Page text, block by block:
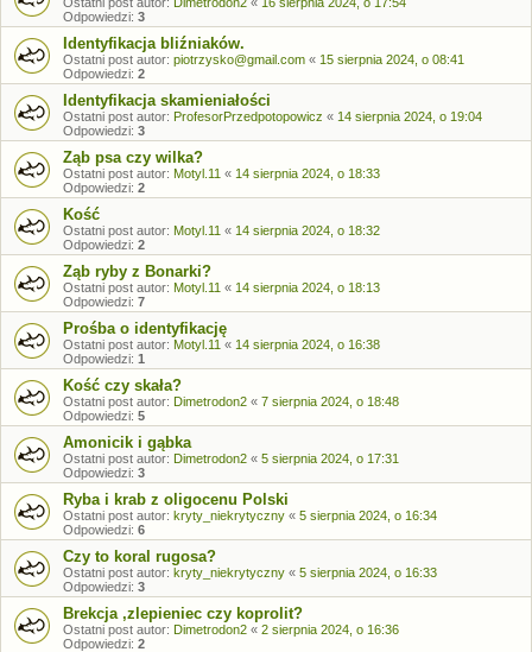
Odpowiedzi: 3
Identyfikacja bliźniaków.
Ostatni post autor: piotrzysko@gmail.com « 15 sierpnia 2024, o 08:41
Odpowiedzi: 2
Identyfikacja skamieniałości
Ostatni post autor: ProfesorPrzedpotopowicz « 14 sierpnia 2024, o 19:04
Odpowiedzi: 3
Ząb psa czy wilka?
Ostatni post autor: Motyl.11 « 14 sierpnia 2024, o 18:33
Odpowiedzi: 2
Kość
Ostatni post autor: Motyl.11 « 14 sierpnia 2024, o 18:32
Odpowiedzi: 2
Ząb ryby z Bonarki?
Ostatni post autor: Motyl.11 « 14 sierpnia 2024, o 18:13
Odpowiedzi: 7
Prośba o identyfikację
Ostatni post autor: Motyl.11 « 14 sierpnia 2024, o 16:38
Odpowiedzi: 1
Kość czy skała?
Ostatni post autor: Dimetrodon2 « 7 sierpnia 2024, o 18:48
Odpowiedzi: 5
Amonicik i gąbka
Ostatni post autor: Dimetrodon2 « 5 sierpnia 2024, o 17:31
Odpowiedzi: 3
Ryba i krab z oligocenu Polski
Ostatni post autor: kryty_niekrytyczny « 5 sierpnia 2024, o 16:34
Odpowiedzi: 6
Czy to koral rugosa?
Ostatni post autor: kryty_niekrytyczny « 5 sierpnia 2024, o 16:33
Odpowiedzi: 3
Brekcja ,zlepieniec czy koprolit?
Ostatni post autor: Dimetrodon2 « 2 sierpnia 2024, o 16:36
Odpowiedzi: 2